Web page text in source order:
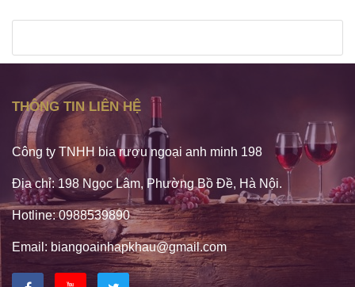
THÔNG TIN LIÊN HỆ
Công ty TNHH bia rượu ngoại anh minh 198
Địa chỉ: 198 Ngọc Lâm, Phường Bồ Đề, Hà Nội.
Hotline: 0988539890
Email: biangoainhapkhau@gmail.com